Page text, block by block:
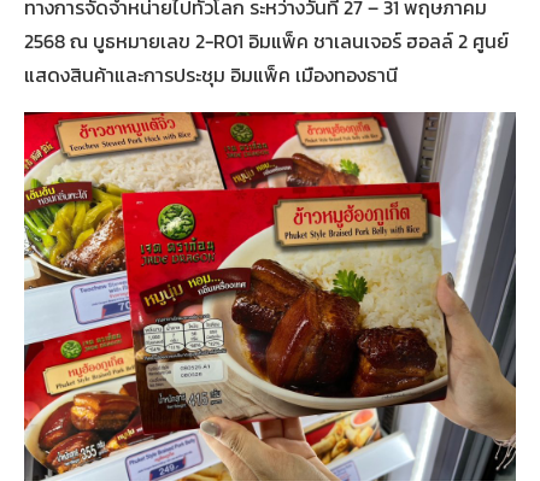
ทางการจัดจำหน่ายไปทั่วโลก ระหว่างวันที่ 27 – 31 พฤษภาคม
2568 ณ บูธหมายเลข 2-R01 อิมแพ็ค ชาเลนเจอร์ ฮอลล์ 2 ศูนย์
แสดงสินค้าและการประชุม อิมแพ็ค เมืองทองธานี